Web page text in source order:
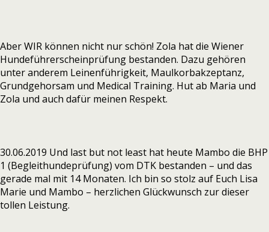
Aber WIR können nicht nur schön! Zola hat die Wiener
Hundeführerscheinprüfung bestanden. Dazu gehören
unter anderem Leinenführigkeit, Maulkorbakzeptanz,
Grundgehorsam und Medical Training. Hut ab Maria und
Zola und auch dafür meinen Respekt.
30.06.2019 Und last but not least hat heute Mambo die BHP
1 (Begleithundeprüfung) vom DTK bestanden – und das
gerade mal mit 14 Monaten. Ich bin so stolz auf Euch Lisa
Marie und Mambo – herzlichen Glückwunsch zur dieser
tollen Leistung.